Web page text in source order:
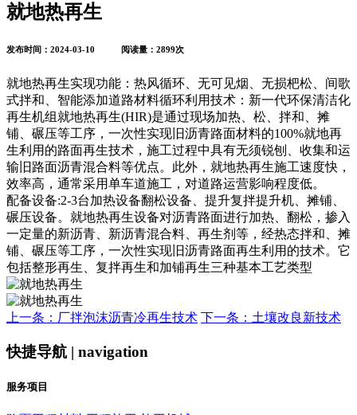
就地热再生
发布时间：2024-03-10 阅读量：2899次
就地热再生实现功能：热风循环、无可见烟、无损杷松、间歌
式拌和、智能添加道路材料循环利用技术：新一代环保清洁化
再生机组就地热再生(HIR)是通过现场加热、松、拌和、摊
铺、碾压等工序，一次性实现旧沥青路面材料的100%就地再
生利用的路面再生技术，施工过程中具有无须锐刨、收集和运
输旧路面沥青混合料等优点。此外，就地热再生施工速度快，
效率高，通常采用单车道施工，对道路运营影响程度低。
配备设备:2-3台加热设备翻松设备、提升复拌提升机、摊铺、
碾压设备。就地热再生设备对沥青路面进行加热、翻松，掺入
一定量的新沥青、新沥青混合料、再生剂等，经热态拌和、摊
铺、碾压等工序，一次性实现旧沥青路面再生利用的技术。它
包括整形再生、复拌再生和加铺再生三种基本工艺类型
上一条：厂拌泡沫沥青冷再生技术 下一条：土壤改良新技术
快捷导航 | navigation
服务项目